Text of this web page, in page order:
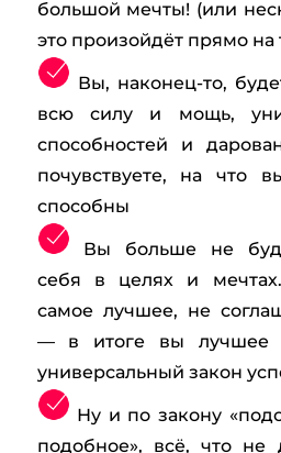
большой мечты! (или
это произойдёт прямо на
Вы, наконец-то,
всю силу и мощь,
способностей и
почувствуете, на что
способны
Вы больше не
себя в целях и
самое лучшее, не
— в итоге вы лучшее
универсальный закон
Ну и по закону
подобное», всё, что не